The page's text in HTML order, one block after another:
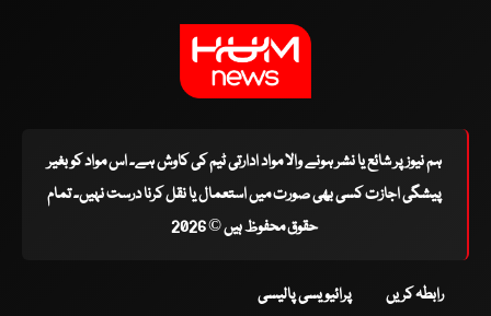
ہم نیوز پر شائع یا نشر ہونے والا مواد ادارتی ٹیم کی کاوش ہے۔ اس مواد کو بغیر
پیشگی اجازت کسی بھی صورت میں استعمال یا نقل کرنا درست نہیں۔ تمام
حقوق محفوظ ہیں © 2026
رابطہ کریں پرائیویسی پالیسی